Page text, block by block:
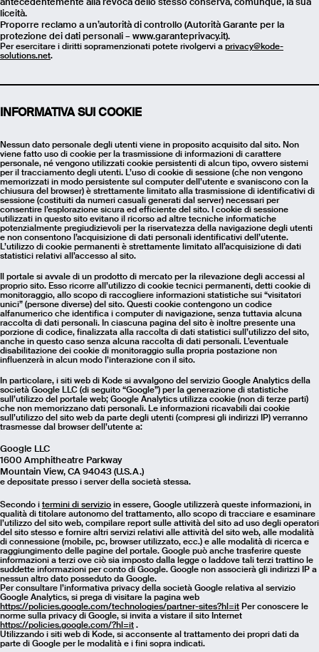
antecedentemente alla revoca dello stesso conserva, comunque, la sua
liceità.
Proporre reclamo a un’autorità di controllo (Autorità Garante per la
protezione dei dati personali – www.garanteprivacy.it).
Per esercitare i diritti sopramenzionati potete rivolgervi a privacy@kode-
solutions.net.
INFORMATIVA SUI COOKIE
Nessun dato personale degli utenti viene in proposito acquisito dal sito. Non
viene fatto uso di cookie per la trasmissione di informazioni di carattere
personale, né vengono utilizzati cookie persistenti di alcun tipo, ovvero sistemi
per il tracciamento degli utenti. L’uso di cookie di sessione (che non vengono
memorizzati in modo persistente sul computer dell’utente e svaniscono con la
chiusura del browser) è strettamente limitato alla trasmissione di identificativi di
sessione (costituiti da numeri casuali generati dal server) necessari per
consentire l’esplorazione sicura ed efficiente del sito. I cookie di sessione
utilizzati in questo sito evitano il ricorso ad altre tecniche informatiche
potenzialmente pregiudizievoli per la riservatezza della navigazione degli utenti
e non consentono l’acquisizione di dati personali identificativi dell’utente.
L’utilizzo di cookie permanenti è strettamente limitato all’acquisizione di dati
statistici relativi all’accesso al sito.
Il portale si avvale di un prodotto di mercato per la rilevazione degli accessi al
proprio sito. Esso ricorre all’utilizzo di cookie tecnici permanenti, detti cookie di
monitoraggio, allo scopo di raccogliere informazioni statistiche sui “visitatori
unici” (persone diverse) del sito. Questi cookie contengono un codice
alfanumerico che identifica i computer di navigazione, senza tuttavia alcuna
raccolta di dati personali. In ciascuna pagina del sito è inoltre presente una
porzione di codice, finalizzata alla raccolta di dati statistici sull’utilizzo del sito,
anche in questo caso senza alcuna raccolta di dati personali. L’eventuale
disabilitazione dei cookie di monitoraggio sulla propria postazione non
influenzerà in alcun modo l’interazione con il sito.
In particolare, i siti web di Kode si avvalgono del servizio Google Analytics della
società Google LLC (di seguito “Google”) per la generazione di statistiche
sull’utilizzo del portale web; Google Analytics utilizza cookie (non di terze parti)
che non memorizzano dati personali. Le informazioni ricavabili dai cookie
sull’utilizzo del sito web da parte degli utenti (compresi gli indirizzi IP) verranno
trasmesse dal browser dell’utente a:
Google LLC
1600 Amphitheatre Parkway
Mountain View, CA 94043 (U.S.A.)
e depositate presso i server della società stessa.
Secondo i termini di servizio in essere, Google utilizzerà queste informazioni, in
qualità di titolare autonomo del trattamento, allo scopo di tracciare e esaminare
l’utilizzo del sito web, compilare report sulle attività del sito ad uso degli operatori
del sito stesso e fornire altri servizi relativi alle attività del sito web, alle modalità
di connessione (mobile, pc, browser utilizzato, ecc.) e alle modalità di ricerca e
raggiungimento delle pagine del portale. Google può anche trasferire queste
informazioni a terzi ove ciò sia imposto dalla legge o laddove tali terzi trattino le
suddette informazioni per conto di Google. Google non associerà gli indirizzi IP a
nessun altro dato posseduto da Google.
Per consultare l’informativa privacy della società Google relativa al servizio
Google Analytics, si prega di visitare la pagina web
https://policies.google.com/technologies/partner-sites?hl=it Per conoscere le
norme sulla privacy di Google, si invita a vistare il sito Internet
https://policies.google.com/?hl=it .
Utilizzando i siti web di Kode, si acconsente al trattamento dei propri dati da
parte di Google per le modalità e i fini sopra indicati.
Message